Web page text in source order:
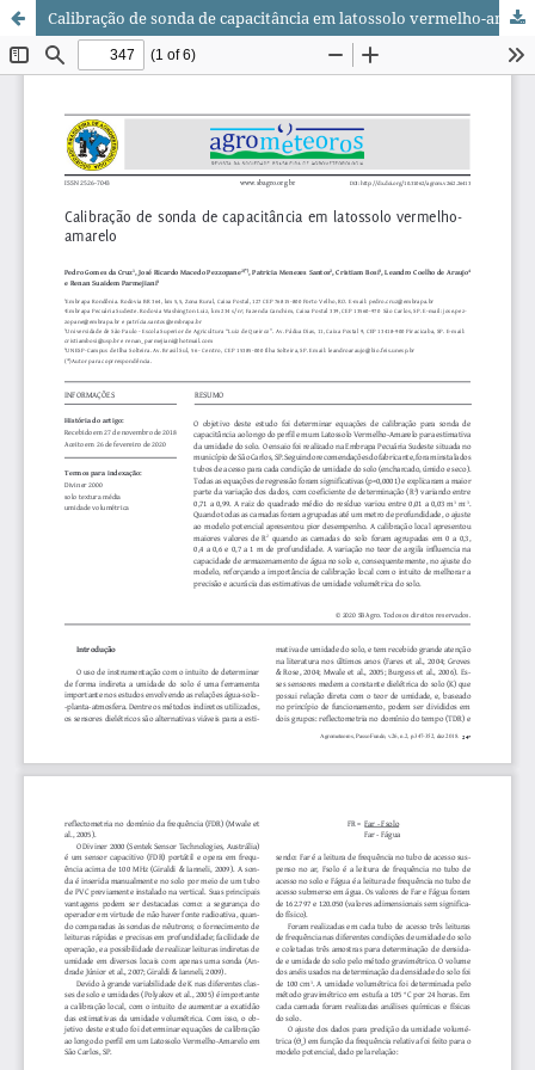
Calibração de sonda de capacitância em latossolo vermelho-amarelo